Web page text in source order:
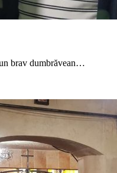
brav dumbrăvean…